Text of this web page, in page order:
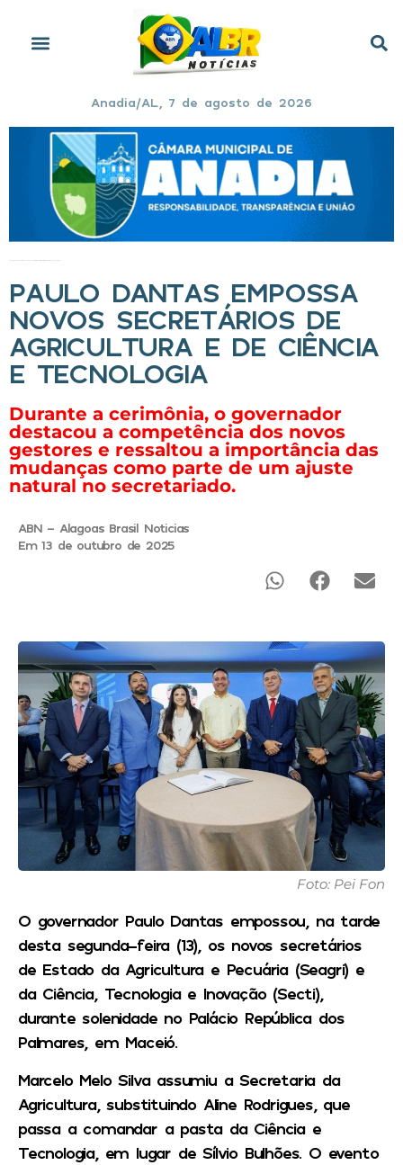
Anadia/AL, 7 de agosto de 2026
PAULO DANTAS EMPOSSA
NOVOS SECRETÁRIOS DE
AGRICULTURA E DE CIÊNCIA
E TECNOLOGIA
Durante a cerimônia, o governador
destacou a competência dos novos
gestores e ressaltou a importância das
mudanças como parte de um ajuste
natural no secretariado.
ABN - Alagoas Brasil Noticias
Em 13 de outubro de 2025
Foto: Pei Fon
O governador Paulo Dantas empossou, na tarde
desta segunda-feira (13), os novos secretários
de Estado da Agricultura e Pecuária (Seagri) e
da Ciência, Tecnologia e Inovação (Secti),
durante solenidade no Palácio República dos
Palmares, em Maceió.
Marcelo Melo Silva assumiu a Secretaria da
Agricultura, substituindo Aline Rodrigues, que
passa a comandar a pasta da Ciência e
Tecnologia, em lugar de Sílvio Bulhões. O evento